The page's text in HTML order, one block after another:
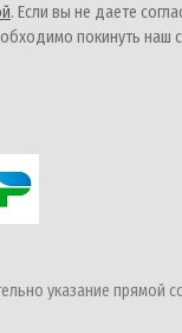
. Если вы не даете
покинуть наш
указание прямой